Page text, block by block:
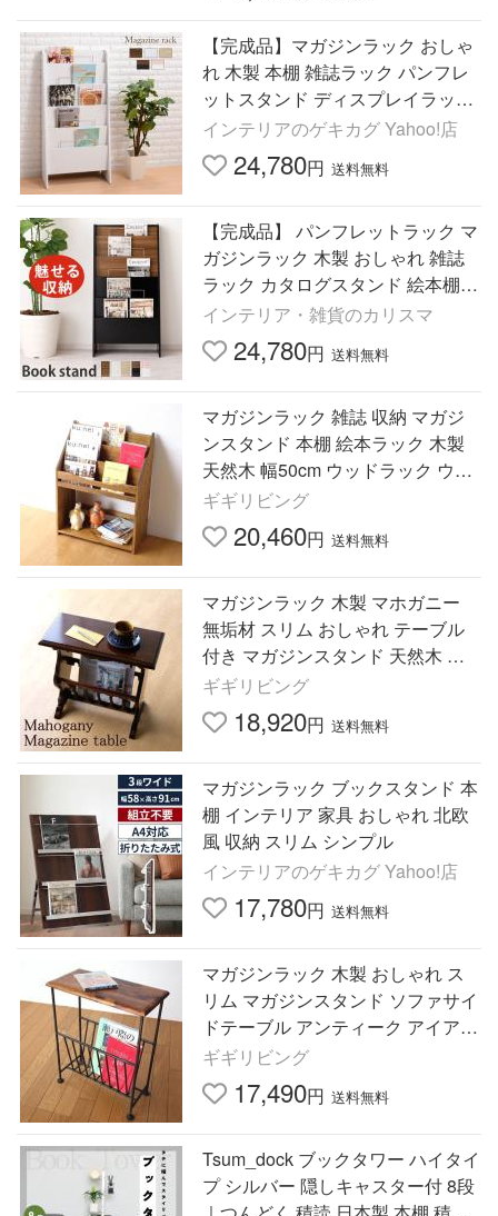
【完成品】マガジンラック おしゃ
れ 木製 本棚 雑誌ラック パンフレ
ットスタンド ディスプレイラック
絵本 収納 棚 スリム 幅60 5段 薄型
北欧 絵本棚 子供部屋
インテリアのゲキカグ Yahoo!店
24,780円 送料無料
【完成品】 パンフレットラック マ
ガジンラック 木製 おしゃれ 雑誌
ラック カタログスタンド 絵本棚
本棚 ディスプレイ スリム 収納 幅6
0cm 5段 薄型 スタンド
インテリア・雑貨のカリスマ
24,780円 送料無料
マガジンラック 雑誌 収納 マガジ
ンスタンド 本棚 絵本ラック 木製
天然木 幅50cm ウッドラック ウッ
ドブックシェルフ ステアー
ギギリビング
20,460円 送料無料
マガジンラック 木製 マホガニー
無垢材 スリム おしゃれ テーブル
付き マガジンスタンド 天然木 ア
ンティーク マホガニーマガジンテ
ーブル
ギギリビング
18,920円 送料無料
マガジンラック ブックスタンド 本
棚 インテリア 家具 おしゃれ 北欧
風 収納 スリム シンプル
インテリアのゲキカグ Yahoo!店
17,780円 送料無料
マガジンラック 木製 おしゃれ ス
リム マガジンスタンド ソファサイ
ドテーブル アンティーク アイアン
シーシャムウッドマガジンテーブ
ル
ギギリビング
17,490円 送料無料
Tsum_dock ブックタワー ハイタイ
プ シルバー 隠しキャスター付 8段